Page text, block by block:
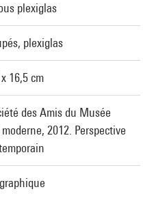
plexiglas
plexiglas
16,5 cm
des Amis du Musée
2012. Perspective